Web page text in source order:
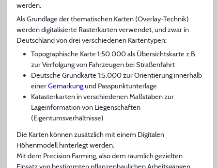
werden.
Als Grundlage der thematischen Karten (Overlay-Technik)
werden digitalisierte Rasterkarten verwendet, und zwar in
Deutschland von drei verschiedenen Kartentypen:
Topographische Karte 1:50.000 als Übersichtskarte z.B.
zur Verfolgung von Fahrzeugen bei Straßenfahrt
Deutsche Grundkarte 1:5.000 zur Orientierung innerhalb
einerGemarkungund Passpunktunterlage
Katasterkarten in verschiedenen Maßstäben zur
Lageinformation von Liegenschaften
(Eigentumsverhältnisse)
Die Karten können zusätzlich mit einem Digitalen
Höhenmodell hinterlegt werden.
Mit dem Precision Farming, also dem räumlich gezielten